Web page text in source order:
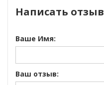
Написать отзыв
Ваше Имя:
Ваш отзыв: